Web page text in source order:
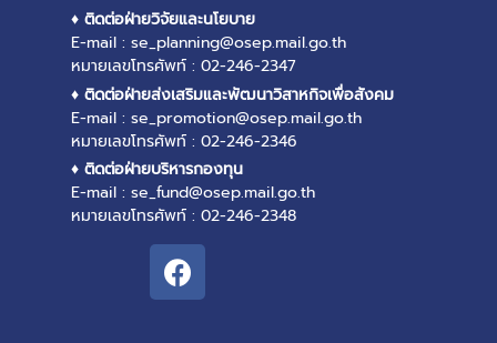
♦ ติดต่อฝ่ายวิจัยและนโยบาย
E-mail : se_planning@osep.mail.go.th
หมายเลขโทรศัพท์ : 02-246-2347
♦ ติดต่อฝ่ายส่งเสริมและพัฒนาวิสาหกิจเพื่อสังคม
E-mail : se_promotion@osep.mail.go.th
หมายเลขโทรศัพท์ : 02-246-2346
♦ ติดต่อฝ่ายบริหารกองทุน
E-mail : se_fund@osep.mail.go.th
หมายเลขโทรศัพท์ : 02-246-2348